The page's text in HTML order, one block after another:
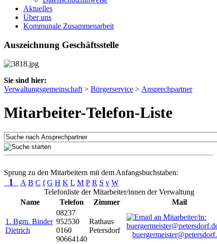
Aktuelles
Über uns
Kommunale Zusammenarbeit
Auszeichnung Geschäftsstelle
Sie sind hier:
Verwaltungsgemeinschaft > Bürgerservice > Ansprechpartner
Mitarbeiter-Telefon-Liste
Sprung zu den Mitarbeitern mit dem Anfangsbuchstaben:
1 A B C f G H K L M P R S v W
Telefonliste der Mitarbeiter/innen der Verwaltung
Name
Telefon Zimmer Mail
1. Bgm. Binder
Dietrich
08237
952530
0160
90664140
Rathaus
Petersdorf